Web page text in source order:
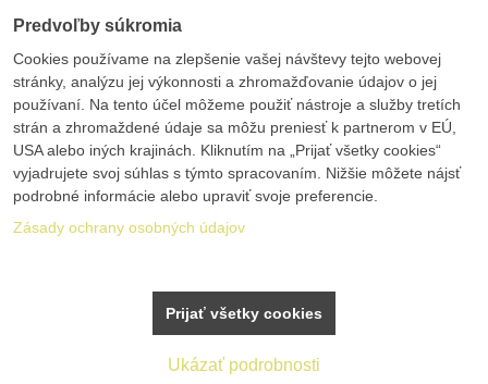
Predvoľby súkromia
Cookies používame na zlepšenie vašej návštevy tejto webovej
stránky, analýzu jej výkonnosti a zhromažďovanie údajov o jej
používaní. Na tento účel môžeme použiť nástroje a služby tretích
strán a zhromaždené údaje sa môžu preniesť k partnerom v EÚ,
USA alebo iných krajinách. Kliknutím na „Prijať všetky cookies“
vyjadrujete svoj súhlas s týmto spracovaním. Nižšie môžete nájsť
podrobné informácie alebo upraviť svoje preferencie.
Zásady ochrany osobných údajov
Ukázať podrobnosti
Prijať všetky cookies